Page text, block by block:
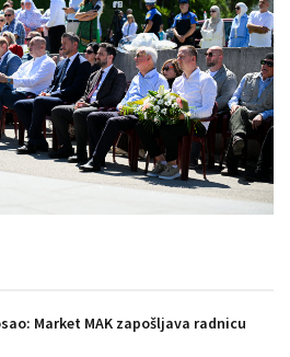
Market MAK zapošljava radnicu